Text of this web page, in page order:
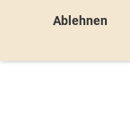
Ablehnen